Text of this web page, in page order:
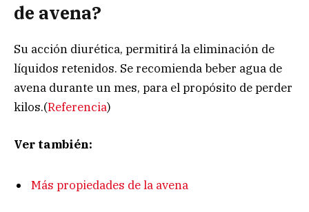
de avena?
Su acción diurética, permitirá la eliminación de
líquidos retenidos. Se recomienda beber agua de
avena durante un mes, para el propósito de perder
kilos.(Referencia)
Ver también:
Más propiedades de la avena